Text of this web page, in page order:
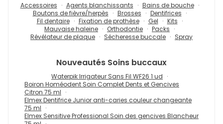
Accessoires Agents blanchissants
Bains de bouche
Boutons de fièvre/herpès
Brosses
Dentifrices
Fil dentaire
Fixation de prothèse Gel
Kits
Mauvaise haleine
Orthodontie
Packs
Révélateur de plaque
Sécheresse buccale Spray
Nouveautés Soins buccaux
Waterpik Irrigateur Sans Fil WF26 1 ud
Boiron Homéodent Soin Complet Dents et Gencives
Citron 75 ml
Elmex Dentifrice Junior anti-caries couleur changeante
75 ml
Elmex Sensitive Professional Soin des gencives Blancheur